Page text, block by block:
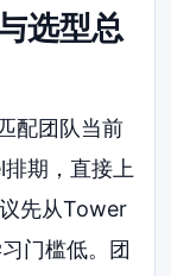
选型总
配团队当前
期，直接上
先从Tower
门槛低。团